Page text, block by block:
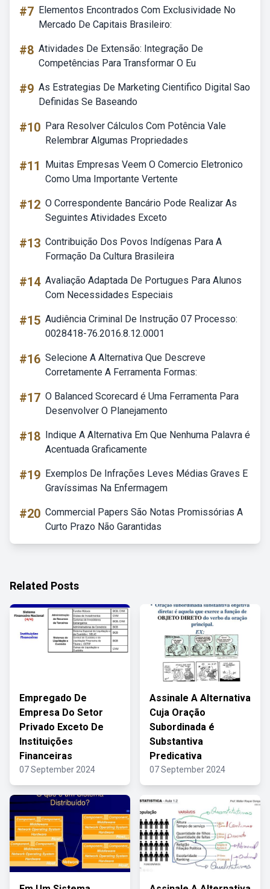
#7 Elementos Encontrados Com Exclusividade No
Mercado De Capitais Brasileiro:
#8 Atividades De Extensão: Integração De
Competências Para Transformar O Eu
#9 As Estrategias De Marketing Cientifico Digital Sao
Definidas Se Baseando
#10 Para Resolver Cálculos Com Potência Vale
Relembrar Algumas Propriedades
#11
Muitas Empresas Veem O Comercio Eletronico
Como Uma Importante Vertente
#12 O Correspondente Bancário Pode Realizar As
Seguintes Atividades Exceto
#13 Contribuição Dos Povos Indígenas Para A
Formação Da Cultura Brasileira
#14 Avaliação Adaptada De Portugues Para Alunos
Com Necessidades Especiais
#15 Audiência Criminal De Instrução 07 Processo:
0028418-76.2016.8.12.0001
#16 Selecione A Alternativa Que Descreve
Corretamente A Ferramenta Formas:
#17 O Balanced Scorecard é Uma Ferramenta Para
Desenvolver O Planejamento
#18 Indique A Alternativa Em Que Nenhuma Palavra é
Acentuada Graficamente
#19 Exemplos De Infrações Leves Médias Graves E
Gravíssimas Na Enfermagem
#20 Commercial Papers São Notas Promissórias A
Curto Prazo Não Garantidas
Related Posts
Empregado De
Empresa Do Setor
Privado Exceto De
Instituições
Financeiras
07 September 2024
Assinale A Alternativa
Cuja Oração
Subordinada é
Substantiva
Predicativa
07 September 2024